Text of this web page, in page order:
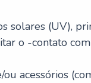
solares (UV),
o -contato
acessórios